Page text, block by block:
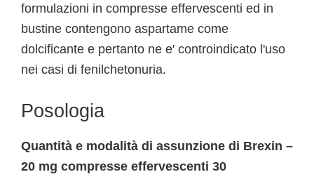
formulazioni in compresse effervescenti ed in
bustine contengono aspartame come
dolcificante e pertanto ne e' controindicato l'uso
nei casi di fenilchetonuria.
Posologia
Quantità e modalità di assunzione di Brexin –
20 mg compresse effervescenti 30